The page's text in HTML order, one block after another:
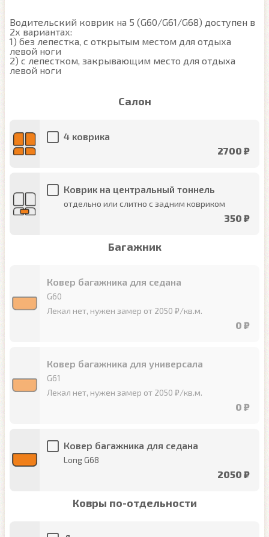
Водительский коврик на 5 (G60/G61/G68) доступен в
2х вариантах:
1) без лепестка, с открытым местом для отдыха
левой ноги
2) с лепестком, закрывающим место для отдыха
левой ноги
Салон
4 коврика
2700 ₽
Коврик на центральный тоннель
отдельно или слитно с задним ковриком
350 ₽
Багажник
Ковер багажника для седана
G60
Лекал нет, нужен замер от 2050 ₽/кв.м.
0 ₽
Ковер багажника для универсала
G61
Лекал нет, нужен замер от 2050 ₽/кв.м.
0 ₽
Ковер багажника для седана
Long G68
2050 ₽
Ковры по-отдельности